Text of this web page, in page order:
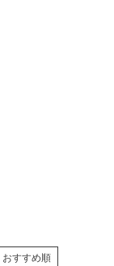
おすすめ順